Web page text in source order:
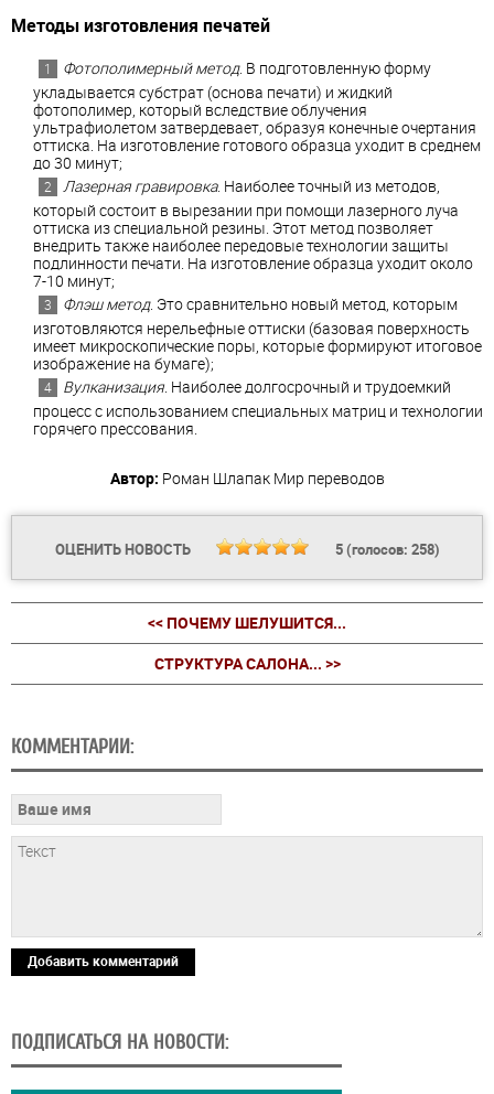
Методы изготовления печатей
Фотополимерный метод. В подготовленную форму
укладывается субстрат (основа печати) и жидкий
фотополимер, который вследствие облучения
ультрафиолетом затвердевает, образуя конечные очертания
оттиска. На изготовление готового образца уходит в среднем
до 30 минут;
Лазерная гравировка. Наиболее точный из методов,
который состоит в вырезании при помощи лазерного луча
оттиска из специальной резины. Этот метод позволяет
внедрить также наиболее передовые технологии защиты
подлинности печати. На изготовление образца уходит около
7-10 минут;
Флэш метод. Это сравнительно новый метод, которым
изготовляются нерельефные оттиски (базовая поверхность
имеет микроскопические поры, которые формируют итоговое
изображение на бумаге);
Вулканизация. Наиболее долгосрочный и трудоемкий
процесс с использованием специальных матриц и технологии
горячего прессования.
Автор: Роман Шлапак Мир переводов
ОЦЕНИТЬ НОВОСТЬ 5(голосов: 258)
<< ПОЧЕМУ ШЕЛУШИТСЯ...
CТРУКТУРА САЛОНА... >>
КОММЕНТАРИИ:
Добавить комментарий
ПОДПИСАТЬСЯ НА НОВОСТИ: